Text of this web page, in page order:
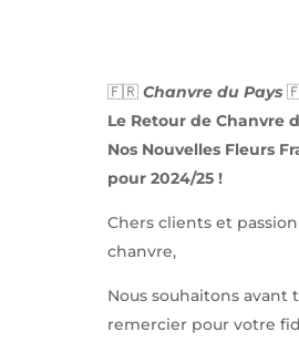
🇫🇷 Chanvre du Pays
Le Retour de Chanvre
Nos Nouvelles Fleurs
pour 2024/25 !
Chers clients et
chanvre,
Nous souhaitons avant
remercier pour votre